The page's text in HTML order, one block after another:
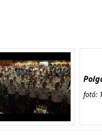
fotó: